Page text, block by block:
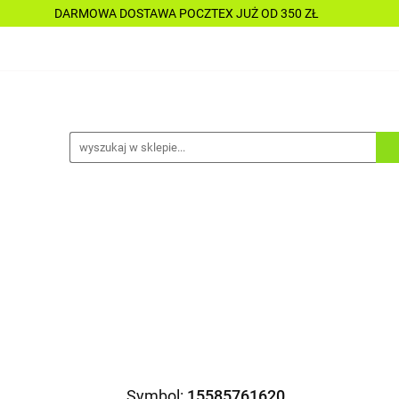
DARMOWA DOSTAWA POCZTEX JUŻ OD 350 ZŁ
PŁYNY CHEMIA KOSMETYKI DO